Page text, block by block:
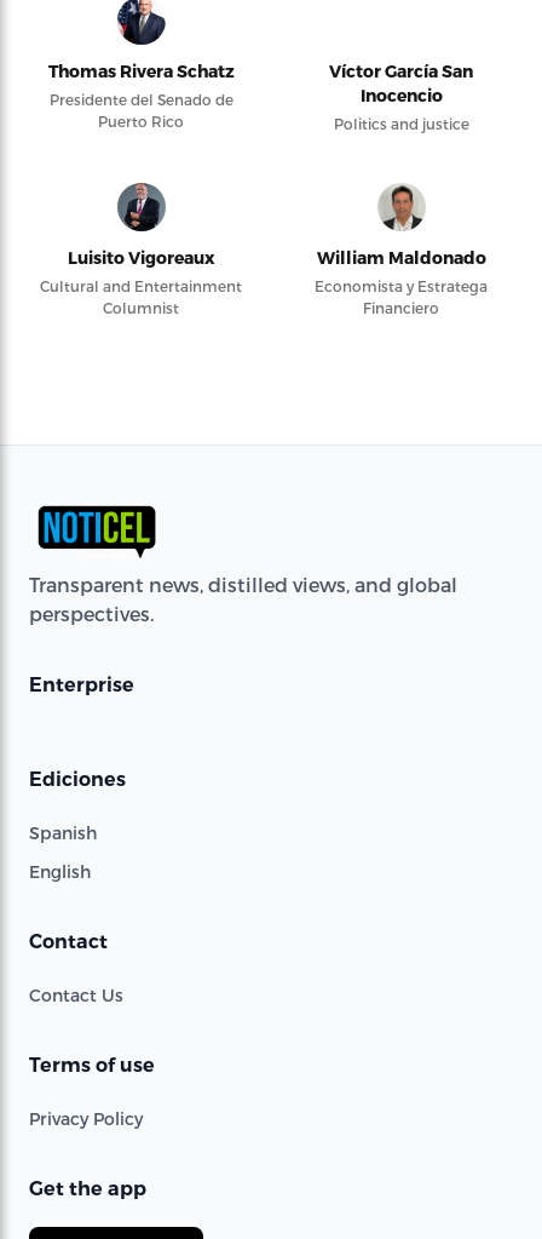
Thomas Rivera Schatz
Presidente del Senado de
Puerto Rico
Víctor García San
Inocencio
Politics and justice
Luisito Vigoreaux
Cultural and Entertainment
Columnist
William Maldonado
Economista y Estratega
Financiero
Transparent news, distilled views, and global
perspectives.
Enterprise
Ediciones
Spanish
English
Contact
Contact Us
Terms of use
Privacy Policy
Get the app